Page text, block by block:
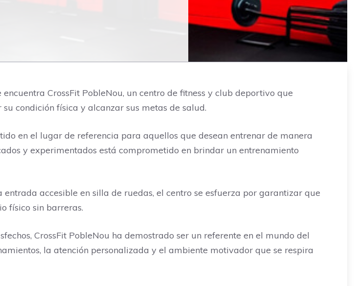
CrossFit PobleNou, un centro de fitness y club deportivo que
condición física y alcanzar sus metas de salud.
en el lugar de referencia para aquellos que desean entrenar de manera
y experimentados está comprometido en brindar un entrenamiento
accesible en silla de ruedas, el centro se esfuerza por garantizar que
físico sin barreras.
CrossFit PobleNou ha demostrado ser un referente en el mundo del
la atención personalizada y el ambiente motivador que se respira